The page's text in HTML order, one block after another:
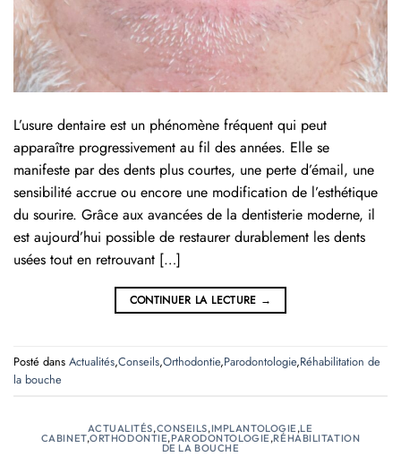
L’usure dentaire est un phénomène fréquent qui peut
apparaître progressivement au fil des années. Elle se
manifeste par des dents plus courtes, une perte d’émail, une
sensibilité accrue ou encore une modification de l’esthétique
du sourire. Grâce aux avancées de la dentisterie moderne, il
est aujourd’hui possible de restaurer durablement les dents
usées tout en retrouvant […]
CONTINUER LA LECTURE →
Posté dans Actualités,Conseils,Orthodontie,Parodontologie,Réhabilitation de
la bouche
ACTUALITÉS,CONSEILS,IMPLANTOLOGIE ,LE
CABINET,ORTHODONTIE,PARODONTOLOGIE ,RÉHABILITATION
DE LA BOUCHE